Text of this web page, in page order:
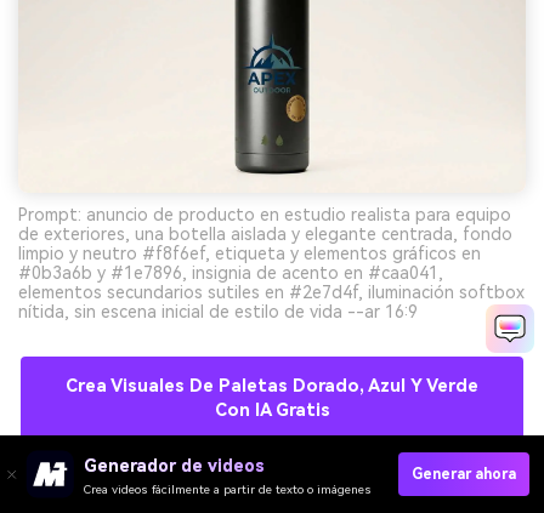
Prompt: anuncio de producto en estudio realista para equipo
de exteriores, una botella aislada y elegante centrada, fondo
limpio y neutro #f8f6ef, etiqueta y elementos gráficos en
#0b3a6b y #1e7896, insignia de acento en #caa041,
elementos secundarios sutiles en #2e7d4f, iluminación softbox
nítida, sin escena inicial de estilo de vida --ar 16:9
Crea Visuales De Paletas Dorado, Azul Y Verde
Con IA Gratis
Generador de videos
Crea videos fácilmente a partir de texto o imágenes
Generar ahora